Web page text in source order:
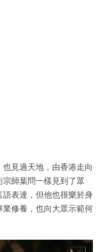
見過天地，由香港走向
師葉問一樣見到了眾
表達，但他也很樂於身
修養，也向大眾示範何